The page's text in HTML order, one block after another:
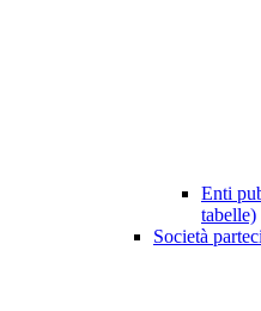
Enti
tabelle)
Società